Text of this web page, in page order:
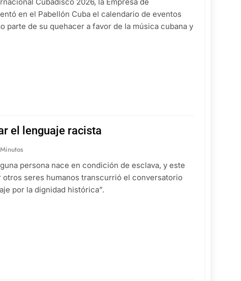
en el Pabellón Cuba el calendario de eventos
parte de su quehacer a favor de la música cubana y
el lenguaje racista
persona nace en condición de esclava, y este
seres humanos transcurrió el conversatorio
por la dignidad histórica”.